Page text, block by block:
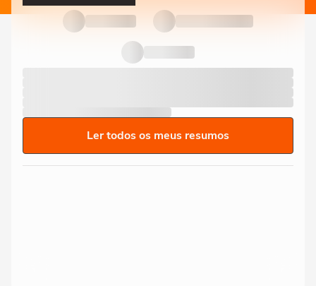
Ler todos os meus resumos